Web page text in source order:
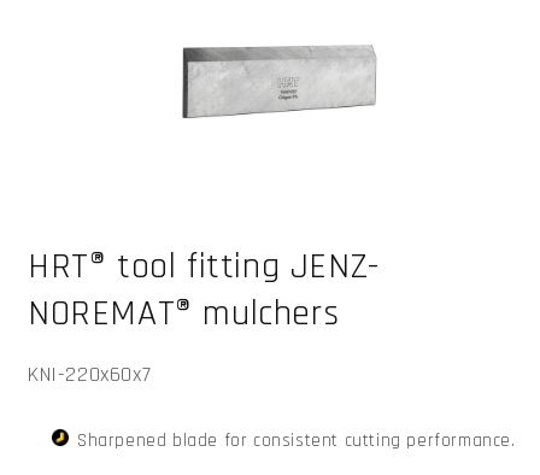
1
w
modalnym
HRT® tool fitting JENZ-
NOREMAT® mulchers
SKU:
KNI-220x60x7
Sharpened blade for consistent cutting performance.